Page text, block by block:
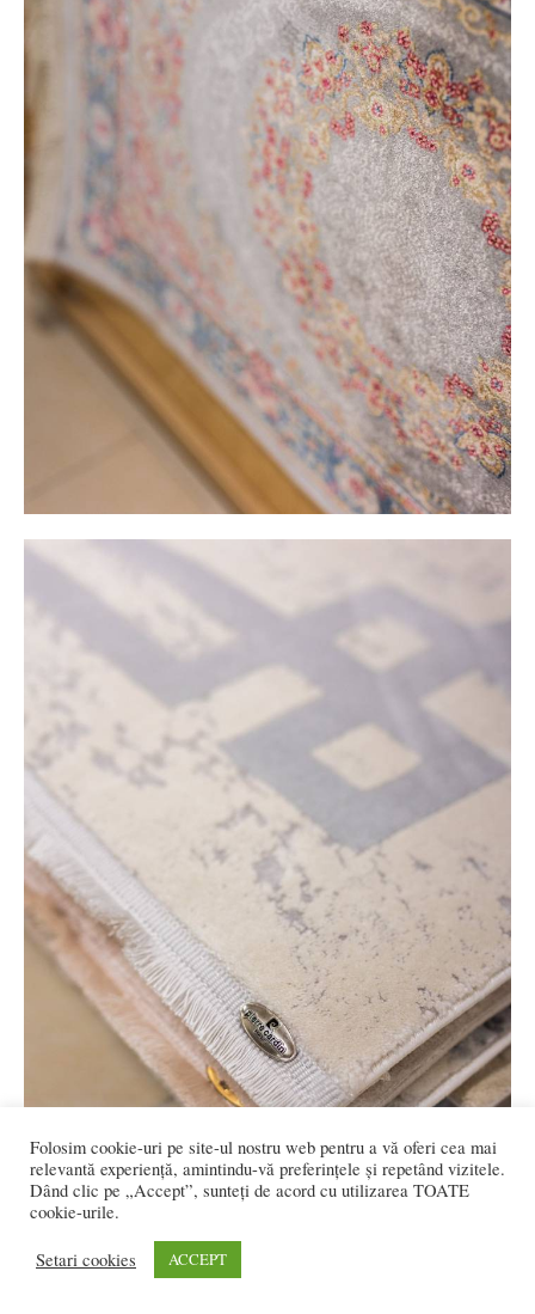
Folosim cookie-uri pe site-ul nostru web pentru a vă oferi cea mai
relevantă experiență, amintindu-vă preferințele și repetând vizitele.
Dând clic pe „Accept”, sunteți de acord cu utilizarea TOATE
cookie-urile.
Setari cookies ACCEPT